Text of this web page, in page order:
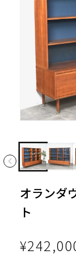
ー
ダ
ル
で
メ
デ
ア
オランダ
ト
通